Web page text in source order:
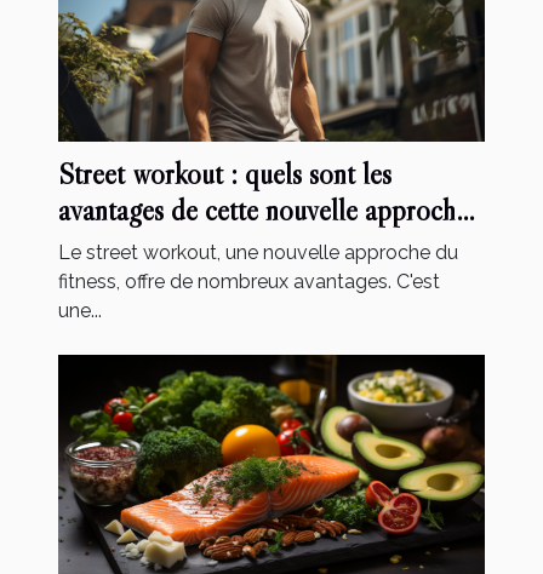
Street workout : quels sont les
avantages de cette nouvelle approche
de fitness ?
Le street workout, une nouvelle approche du
fitness, offre de nombreux avantages. C'est
une...